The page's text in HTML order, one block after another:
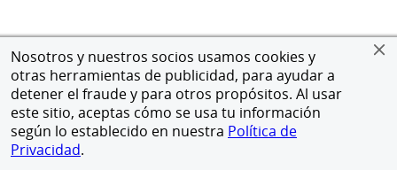
Nosotros y nuestros socios usamos cookies y
otras herramientas de publicidad, para ayudar a
detener el fraude y para otros propósitos. Al usar
este sitio, aceptas cómo se usa tu información
según lo establecido en nuestra Política de
Privacidad.